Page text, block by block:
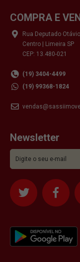
COMPRA E
Rua Deputado
Centro | Limeira SP
CEP: 13.480-021
(19) 3404-4499
(19) 99368-1824
Newsletter